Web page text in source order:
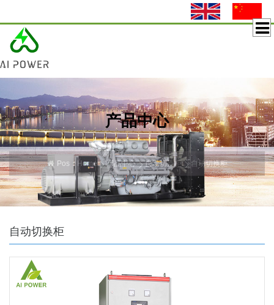
产品中心
Pos： Home 产品中心 自动切换柜 自动切换柜
自动切换柜